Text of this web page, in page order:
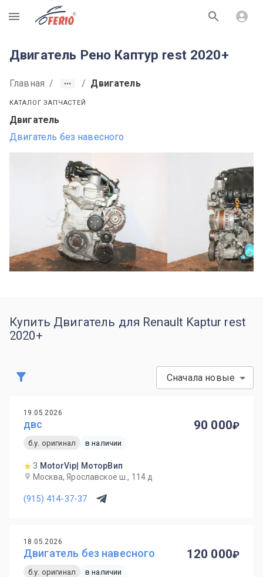
R
Двигатель Рено Каптур rest 2020+
Главная / / Двигатель
КАТАЛОГ ЗАПЧАСТЕЙ
Двигатель
Двигатель без навесного
Купить Двигатель для Renault Kaptur rest
2020+
Сначала новые
19.05.2026
двс
б.у. оригинал в наличии
3 MotorVip| МоторВип
Москва, Ярославское ш., 114 д
(915) 414-37-37
90 000
18.05.2026
Двигатель без навесного
б.у. оригинал в наличии
120 000